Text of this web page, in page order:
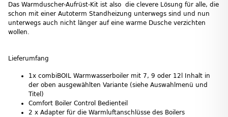
Das Warmduscher-Aufrüst-Kit ist also die clevere Lösung für alle, die
schon mit einer Autoterm Standheizung unterwegs sind und nun
unterwegs auch nicht länger auf eine warme Dusche verzichten
wollen.
Lieferumfang
1x combiBOIL Warmwasserboiler mit 7, 9 oder 12l Inhalt in
der oben ausgewählten Variante (siehe Auswahlmenü und
Titel)
Comfort Boiler Control Bedienteil
2 x Adapter für die Warmluftanschlüsse des Boilers